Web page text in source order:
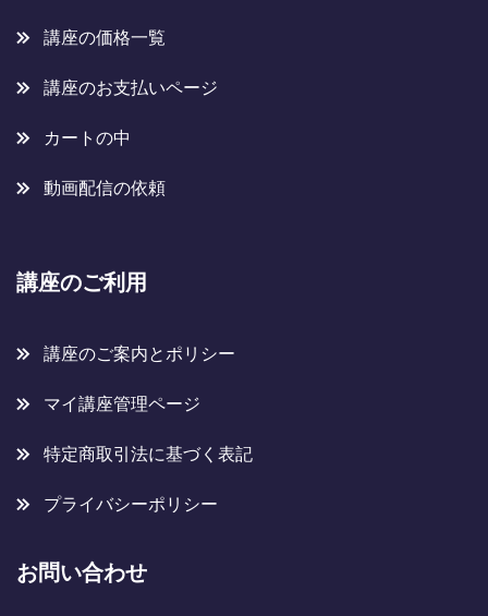
講座の価格一覧
講座のお支払いページ
カートの中
動画配信の依頼
講座のご利用
講座のご案内とポリシー
マイ講座管理ページ
特定商取引法に基づく表記
プライバシーポリシー
お問い合わせ